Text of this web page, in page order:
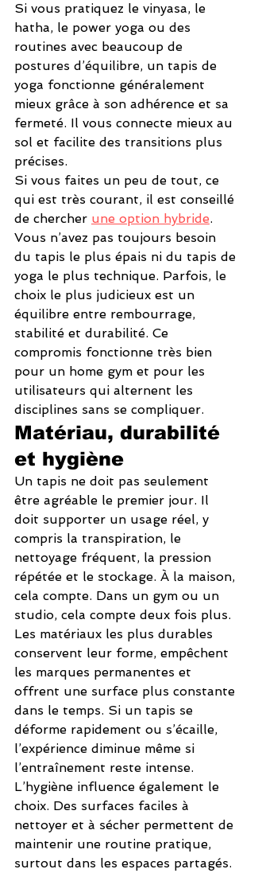
Si vous pratiquez le vinyasa, le
hatha, le power yoga ou des
routines avec beaucoup de
postures d’équilibre, un tapis de
yoga fonctionne généralement
mieux grâce à son adhérence et sa
fermeté. Il vous connecte mieux au
sol et facilite des transitions plus
précises.
Si vous faites un peu de tout, ce
qui est très courant, il est conseillé
de chercher une option hybride.
Vous n’avez pas toujours besoin
du tapis le plus épais ni du tapis de
yoga le plus technique. Parfois, le
choix le plus judicieux est un
équilibre entre rembourrage,
stabilité et durabilité. Ce
compromis fonctionne très bien
pour un home gym et pour les
utilisateurs qui alternent les
disciplines sans se compliquer.
Matériau, durabilité
et hygiène
Un tapis ne doit pas seulement
être agréable le premier jour. Il
doit supporter un usage réel, y
compris la transpiration, le
nettoyage fréquent, la pression
répétée et le stockage. À la maison,
cela compte. Dans un gym ou un
studio, cela compte deux fois plus.
Les matériaux les plus durables
conservent leur forme, empêchent
les marques permanentes et
offrent une surface plus constante
dans le temps. Si un tapis se
déforme rapidement ou s’écaille,
l’expérience diminue même si
l’entraînement reste intense.
L’hygiène influence également le
choix. Des surfaces faciles à
nettoyer et à sécher permettent de
maintenir une routine pratique,
surtout dans les espaces partagés.